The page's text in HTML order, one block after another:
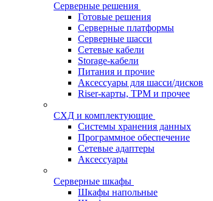
Серверные решения
Готовые решения
Серверные платформы
Серверные шасси
Сетевые кабели
Storage-кабели
Питания и прочие
Аксессуары для шасси/дисков
Riser-карты, TPM и прочее
СХД и комплектующие
Системы хранения данных
Программное обеспечение
Сетевые адаптеры
Аксессуары
Серверные шкафы
Шкафы напольные